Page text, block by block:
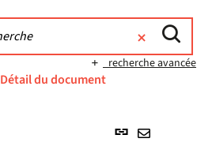
recherche avancée
Détail du document
Lien